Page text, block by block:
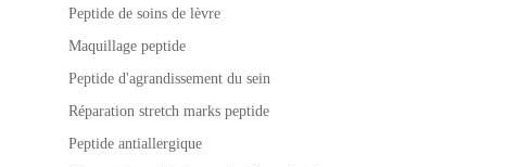
Peptide de soins de lèvre
Maquillage peptide
Peptide d'agrandissement du sein
Réparation stretch marks peptide
Peptide antiallergique